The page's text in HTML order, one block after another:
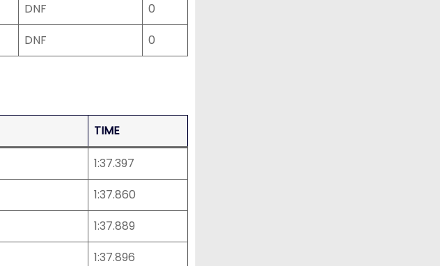
DNF
0
DNF 0
TIME
1:37.397
1:37.860
1:37.889
1:37.896